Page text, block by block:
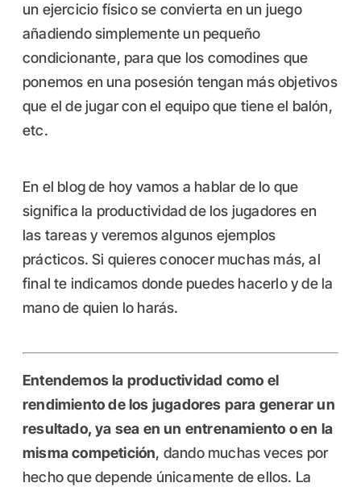
un ejercicio físico se convierta en un juego
añadiendo simplemente un pequeño
condicionante, para que los comodines que
ponemos en una posesión tengan más objetivos
que el de jugar con el equipo que tiene el balón,
etc.
En el blog de hoy vamos a hablar de lo que
significa la productividad de los jugadores en
las tareas y veremos algunos ejemplos
prácticos. Si quieres conocer muchas más, al
final te indicamos donde puedes hacerlo y de la
mano de quien lo harás.
Entendemos la productividad como el
rendimiento de los jugadores para generar un
resultado, ya sea en un entrenamiento o en la
misma competición, dando muchas veces por
hecho que depende únicamente de ellos. La